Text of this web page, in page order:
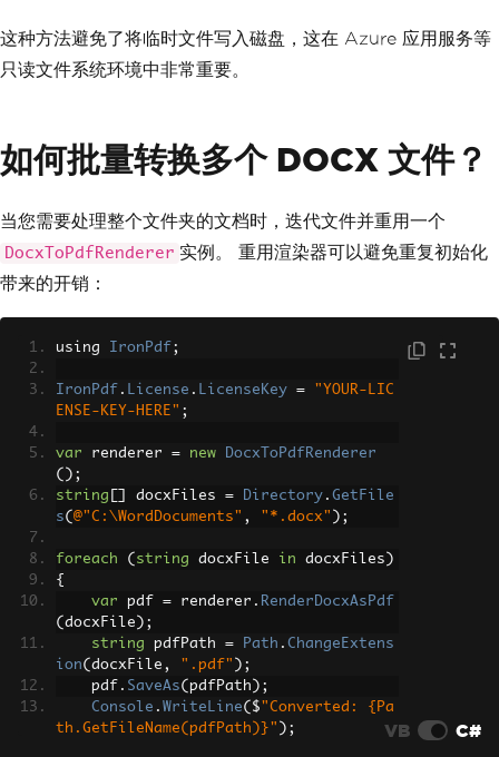
这种方法避免了将临时文件写入磁盘，这在 Azure 应用服务等
只读文件系统环境中非常重要。
如何批量转换多个 DOCX 文件？
当您需要处理整个文件夹的文档时，迭代文件并重用一个
DocxToPdfRenderer 实例。 重用渲染器可以避免重复初始化
带来的开销：
using IronPdf ;
IronPdf . License . LicenseKey =
"YOUR-LIC
ENSE-KEY-HERE" ;
var renderer = new
DocxToPdfRenderer
();
string
docxFiles = Directory . GetFile
s( @"C:\WordDocuments" , "*.docx" );
foreach ( string docxFile in docxFiles )
{
var pdf = renderer . RenderDocxAsPdf
( docxFile );
string pdfPath = Path . ChangeExtens
ion( docxFile , ".pdf" );
    pdf
. SaveAs( pdfPath );
Console . WriteLine( $ "Converted: {Pa
th.GetFileName(pdfPath)}" );
VB C#